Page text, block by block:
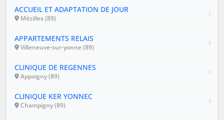
ACCUEIL ET ADAPTATION DE JOUR
Mézilles (89)
APPARTEMENTS RELAIS
Villeneuve-sur-yonne (89)
CLINIQUE DE REGENNES
Appoigny (89)
CLINIQUE KER YONNEC
Champigny (89)